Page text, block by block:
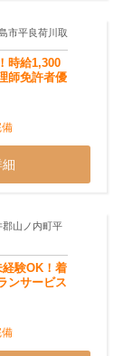
市平良荷川取
時給1,300
師免許者優
細
郡山ノ内町平
験OK！着
ンサービス